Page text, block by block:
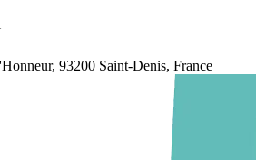
93200 Saint‑Denis, France